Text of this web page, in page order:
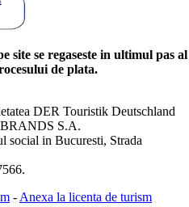
site se regaseste in ultimul pas al
de plata.
DER Touristik Deutschland
BRANDS S.A.
in Bucuresti, Strada
- Anexa la licenta de turism